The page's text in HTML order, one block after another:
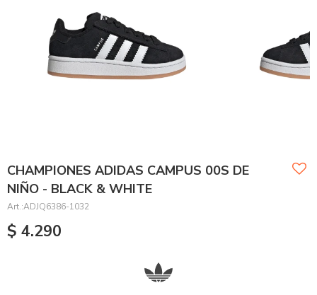
CHAMPIONES ADIDAS CAMPUS 00S DE
NIÑO - BLACK & WHITE
ADJQ6386-1032
$ 4.290